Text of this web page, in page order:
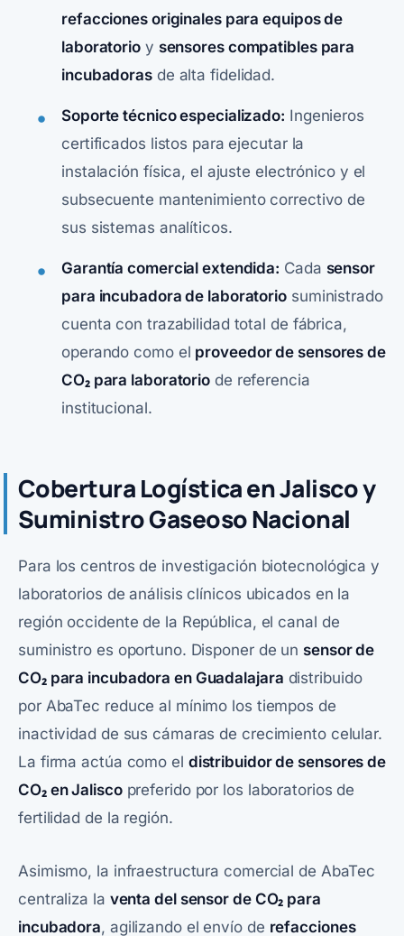
refacciones originales para equipos de
laboratorioy sensores compatibles para
incubadorasde alta fidelidad.
Soporte técnico especializado: Ingenieros
certificados listos para ejecutar la
instalación física, el ajuste electrónico y el
subsecuente mantenimiento correctivo de
sus sistemas analíticos.
Garantía comercial extendida: Cada sensor
para incubadora de laboratorio suministrado
cuenta con trazabilidad total de fábrica,
operando como el proveedor de sensores de
CO₂ para laboratorio de referencia
institucional.
Cobertura Logística en Jalisco y
Suministro Gaseoso Nacional
Para los centros de investigación biotecnológica y
laboratorios de análisis clínicos ubicados en la
región occidente de la República, el canal de
suministro es oportuno. Disponer de un sensor de
CO₂ para incubadora en Guadalajara distribuido
por AbaTec reduce al mínimo los tiempos de
inactividad de sus cámaras de crecimiento celular.
La firma actúa como el distribuidor de sensores de
CO₂ en Jaliscopreferido por los laboratorios de
fertilidad de la región.
Asimismo, la infraestructura comercial de AbaTec
centraliza la venta del sensor de CO₂ para
incubadora, agilizando el envío de refacciones